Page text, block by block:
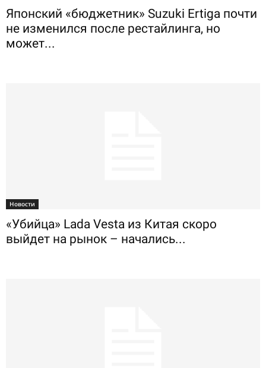
Японский «бюджетник» Suzuki Ertiga почти
не изменился после рестайлинга, но
может...
Новости
«Убийца» Lada Vesta из Китая скоро
выйдет на рынок – начались...